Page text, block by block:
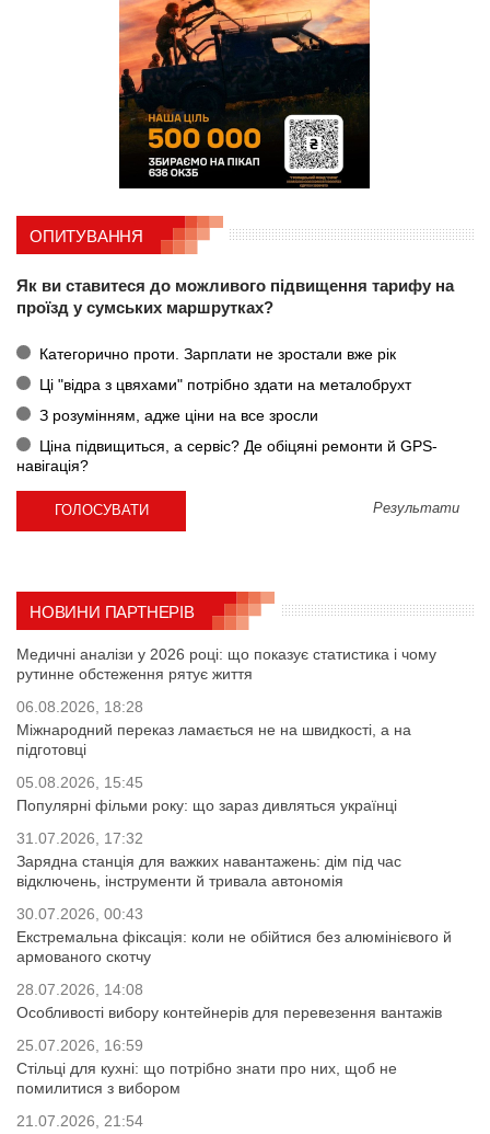
ОПИТУВАННЯ
Як ви ставитеся до можливого підвищення тарифу на
проїзд у сумських маршрутках?
Категорично проти. Зарплати не зростали вже рік
Ці "відра з цвяхами" потрібно здати на металобрухт
З розумінням, адже ціни на все зросли
Ціна підвищиться, а сервіс? Де обіцяні ремонти й GPS-
навігація?
Результати
НОВИНИ ПАРТНЕРІВ
Медичні аналізи у 2026 році: що показує статистика і чому
рутинне обстеження рятує життя
06.08.2026, 18:28
Міжнародний переказ ламається не на швидкості, а на
підготовці
05.08.2026, 15:45
Популярні фільми року: що зараз дивляться українці
31.07.2026, 17:32
Зарядна станція для важких навантажень: дім під час
відключень, інструменти й тривала автономія
30.07.2026, 00:43
Екстремальна фіксація: коли не обійтися без алюмінієвого й
армованого скотчу
28.07.2026, 14:08
Особливості вибору контейнерів для перевезення вантажів
25.07.2026, 16:59
Стільці для кухні: що потрібно знати про них, щоб не
помилитися з вибором
21.07.2026, 21:54